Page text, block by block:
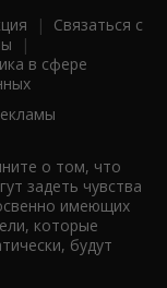
| Связаться с
|
в сфере
о том, что
задеть чувства
имеющих
которые
будут